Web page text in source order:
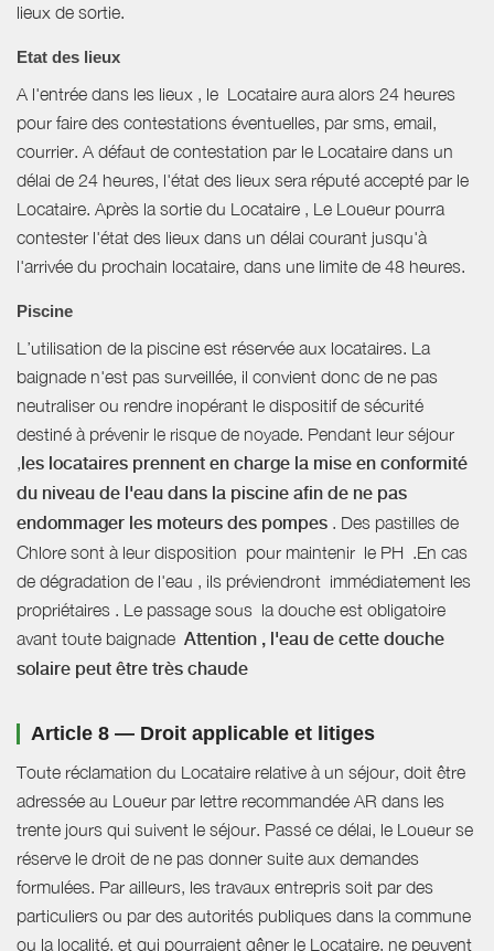
lieux de sortie.
Etat des lieux
A l'entrée dans les lieux , le Locataire aura alors 24 heures
pour faire des contestations éventuelles, par sms, email,
courrier. A défaut de contestation par le Locataire dans un
délai de 24 heures, l'état des lieux sera réputé accepté par le
Locataire. Après la sortie du Locataire , Le Loueur pourra
contester l'état des lieux dans un délai courant jusqu'à
l'arrivée du prochain locataire, dans une limite de 48 heures.
Piscine
L’utilisation de la piscine est réservée aux locataires. La
baignade n'est pas surveillée, il convient donc de ne pas
neutraliser ou rendre inopérant le dispositif de sécurité
destiné à prévenir le risque de noyade. Pendant leur séjour
,les locataires prennent en charge la mise en conformité
du niveau de l'eau dans la piscine afin de ne pas
endommager les moteurs des pompes . Des pastilles de
Chlore sont à leur disposition pour maintenir le PH .En cas
de dégradation de l'eau , ils préviendront immédiatement les
propriétaires . Le passage sous la douche est obligatoire
avant toute baignade Attention , l'eau de cette douche
solaire peut être très chaude
Article 8 — Droit applicable et litiges
Toute réclamation du Locataire relative à un séjour, doit être
adressée au Loueur par lettre recommandée AR dans les
trente jours qui suivent le séjour. Passé ce délai, le Loueur se
réserve le droit de ne pas donner suite aux demandes
formulées. Par ailleurs, les travaux entrepris soit par des
particuliers ou par des autorités publiques dans la commune
ou la localité, et qui pourraient gêner le Locataire, ne peuvent